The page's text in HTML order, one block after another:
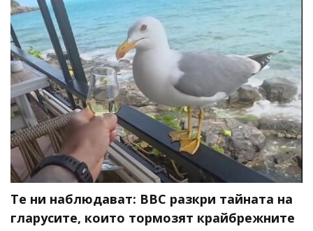
Те ни наблюдават: BBC разкри тайната на
гларусите, които тормозят крайбрежните